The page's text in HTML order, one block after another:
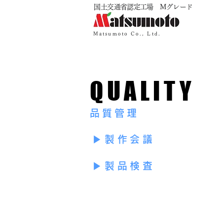
​国土交通省認定工場 Mグレード
Matsumoto Co., Ltd.
QUALITY
品質管理
▶製作会議
▶製品検査